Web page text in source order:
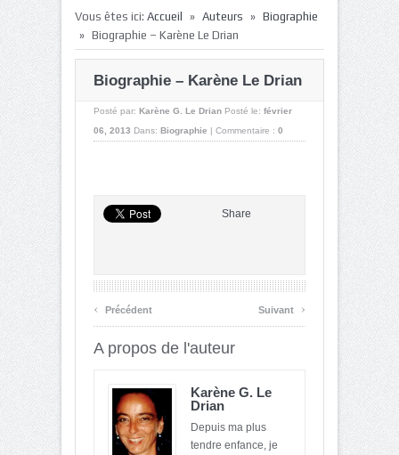
Vous êtes ici: Accueil » Auteurs » Biographie
» Biographie – Karène Le Drian
Biographie – Karène Le Drian
Posté par: Karène G. Le Drian Posté le: février
06, 2013 Dans: Biographie | Commentaire : 0
Share
‹ Précédent Suivant ›
A propos de l'auteur
Karène G. Le
Drian
Depuis ma plus
tendre enfance, je